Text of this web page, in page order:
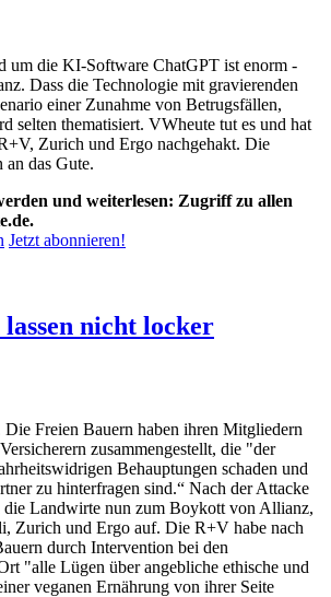
um die KI-Software ChatGPT ist enorm -
Dass die Technologie mit gravierenden
einer Zunahme von Betrugsfällen,
selten thematisiert. VWheute tut es und hat
Zurich und Ergo nachgehakt. Die
an das Gute.
und weiterlesen: Zugriff zu allen
Jetzt abonnieren!
nicht locker
Die Freien Bauern haben ihren Mitgliedern
zusammengestellt, die "der
Behauptungen schaden und
zu hinterfragen sind.“ Nach der Attacke
Landwirte nun zum Boykott von Allianz,
Zurich und Ergo auf. Die R+V habe nach
durch Intervention bei den
"alle Lügen über angebliche ethische und
veganen Ernährung von ihrer Seite